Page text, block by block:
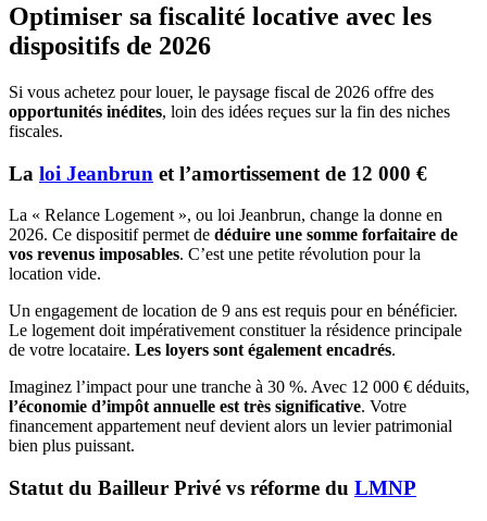
Optimiser sa fiscalité locative avec les
dispositifs de 2026
Si vous achetez pour louer, le paysage fiscal de 2026 offre des
opportunités inédites, loin des idées reçues sur la fin des niches
fiscales.
La loi Jeanbrun et l’amortissement de 12 000 €
La « Relance Logement », ou loi Jeanbrun, change la donne en
2026. Ce dispositif permet de déduire une somme forfaitaire de
vos revenus imposables. C’est une petite révolution pour la
location vide.
Un engagement de location de 9 ans est requis pour en bénéficier.
Le logement doit impérativement constituer la résidence principale
de votre locataire. Les loyers sont également encadrés.
Imaginez l’impact pour une tranche à 30 %. Avec 12 000 € déduits,
l’économie d’impôt annuelle est très significative. Votre
financement appartement neuf devient alors un levier patrimonial
bien plus puissant.
Statut du Bailleur Privé vs réforme du LMNP